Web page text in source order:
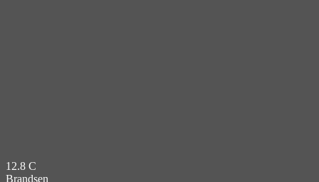
12.8 C
Brandsen